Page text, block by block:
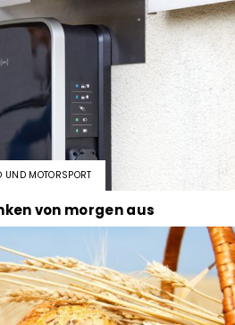
UND MOTORSPORT
von morgen aus